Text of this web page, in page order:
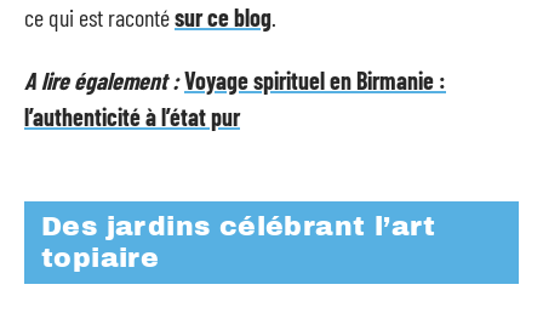
ce qui est racontésur ce blog
A lire également :Voyage spirituel en Birmanie :
l’authenticité à l’état pur
Des jardins célébrant l’art
topiaire